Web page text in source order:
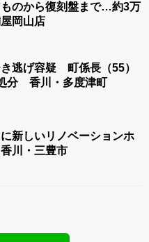
のから復刻盤まで…約3万
岡山店
逃げ容疑 町係長（55）
分 香川・多度津町
新しいリノベーションホ
川・三豊市